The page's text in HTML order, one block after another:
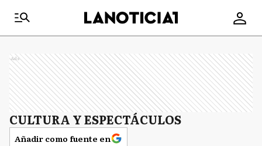
Ads
CULTURA Y ESPECTÁCULOS
Añadir como fuente en